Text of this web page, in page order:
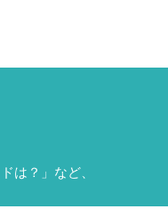
は？」など、